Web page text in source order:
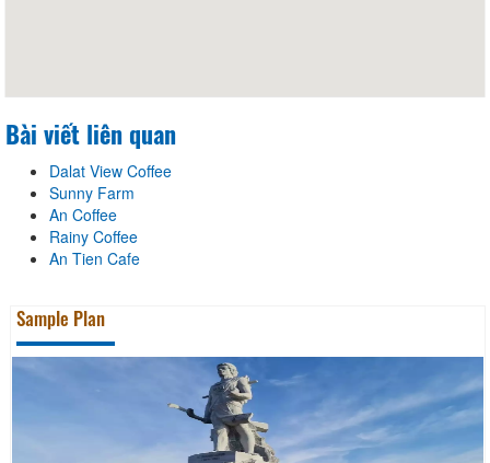
Bài viết liên quan
Dalat View Coffee
Sunny Farm
An Coffee
Rainy Coffee
An Tien Cafe
Sample Plan